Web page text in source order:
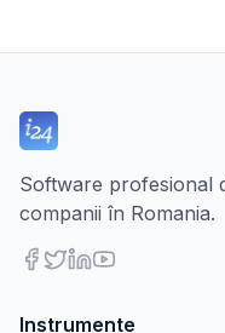
Software profesional
companii în Romania.
Instrumente